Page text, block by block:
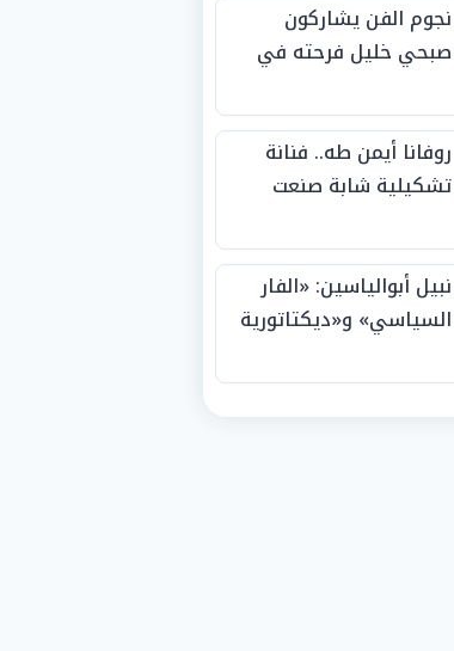
نجوم الفن يشاركون
صبحي خليل فرحته في
روفانا أيمن طه.. فنانة
تشكيلية شابة صنعت
الجوائز منذ الصغر
نبيل أبوالياسين: «الفار
السياسي» و«ديكتاتورية
الفيفا».. وإقالة